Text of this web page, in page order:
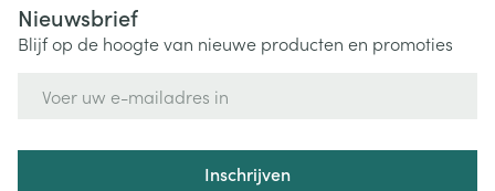
Nieuwsbrief
Blijf op de hoogte van nieuwe producten en promoties
Inschrijven